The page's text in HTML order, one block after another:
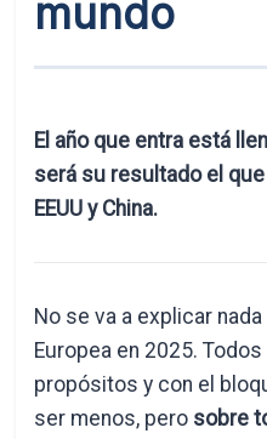
mundo
El año que entra está
será su resultado el
EEUU y China.
No se va a explicar
Europea en 2025.
propósitos y con el
ser menos, pero sobre